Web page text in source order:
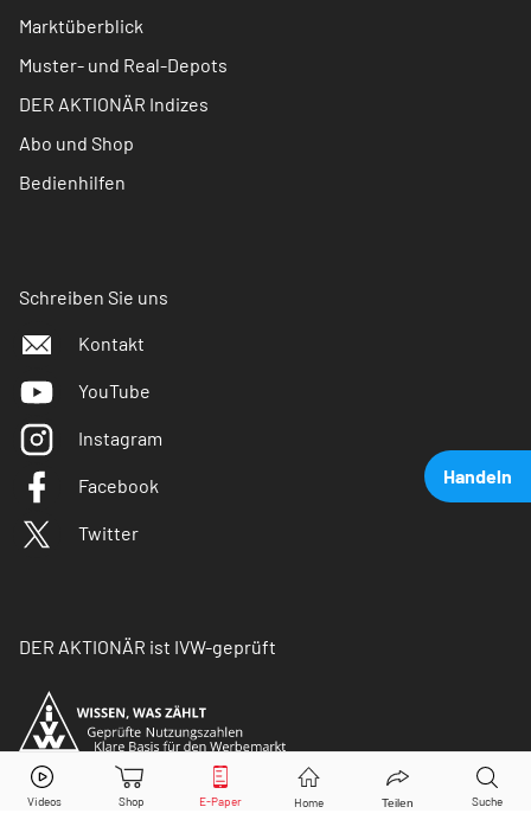
Handeln
Tesla Aktie jetzt handeln?
Marktüberblick
Muster- und Real-Depots
DER AKTIONÄR Indizes
Abo und Shop
Bedienhilfen
Schreiben Sie uns
Kontakt
YouTube
Instagram
Facebook
Twitter
DER AKTIONÄR ist IVW-geprüft